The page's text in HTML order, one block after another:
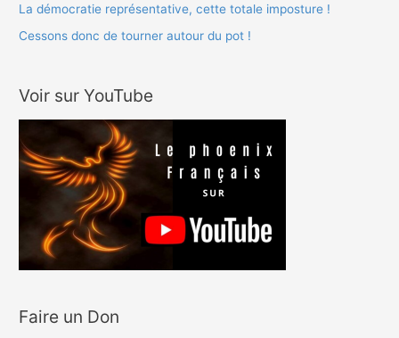
La démocratie représentative, cette totale imposture !
Cessons donc de tourner autour du pot !
Voir sur YouTube
Faire un Don